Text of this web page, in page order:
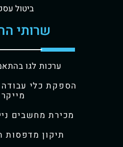
ביטול
שרותי
ערכות לגו
הספקת כלי עבודה
מייקר
מכירת מחשבים
תיקון מדפסות